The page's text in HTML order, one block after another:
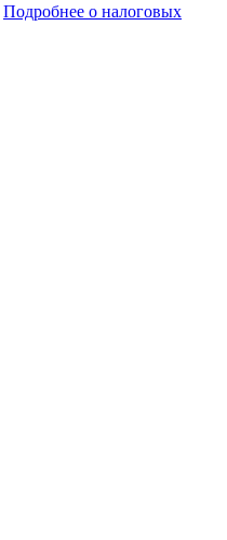
Подробнее о налоговых